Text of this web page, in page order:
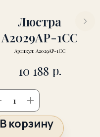
Люстра
A2029AP-1CC
Артикул: A2029AP-1CC
10 188 р.
В корзину